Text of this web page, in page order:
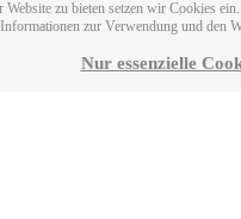
zu bieten setzen wir Cookies
zur Verwendung und den
Nur essenzielle